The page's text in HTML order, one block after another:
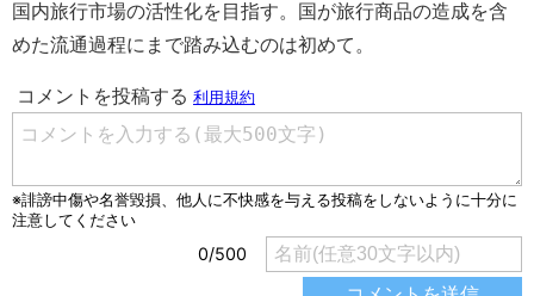
国内旅行市場の活性化を目指す。国が旅行商品の造成を含
めた流通過程にまで踏み込むのは初めて。